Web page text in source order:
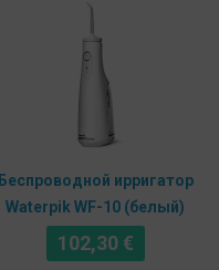
Беспроводной ирригатор
Waterpik WF-10 (белый)
102,30€